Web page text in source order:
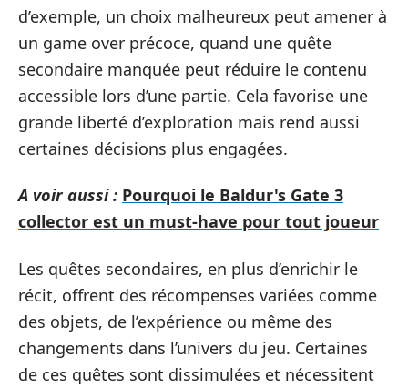
d’exemple, un choix malheureux peut amener à
un game over précoce, quand une quête
secondaire manquée peut réduire le contenu
accessible lors d’une partie. Cela favorise une
grande liberté d’exploration mais rend aussi
certaines décisions plus engagées.
A voir aussi : Pourquoi le Baldur's Gate 3
collector est un must-have pour tout joueur
Les quêtes secondaires, en plus d’enrichir le
récit, offrent des récompenses variées comme
des objets, de l’expérience ou même des
changements dans l’univers du jeu. Certaines
de ces quêtes sont dissimulées et nécessitent